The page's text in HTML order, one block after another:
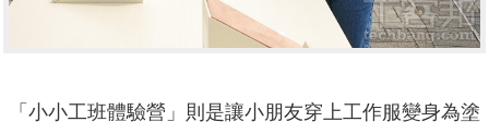
「小小工班體驗營」則是讓小朋友穿上工作服變身為塗